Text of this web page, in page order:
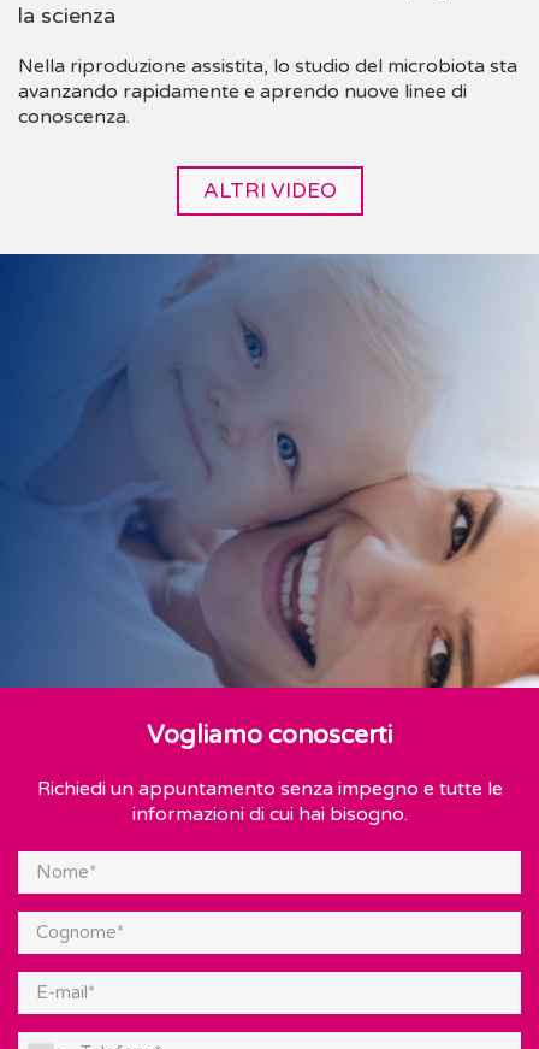
la scienza
Nella riproduzione assistita, lo studio del microbiota sta
avanzando rapidamente e aprendo nuove linee di
conoscenza.
ALTRI VIDEO
Vogliamo conoscerti
Richiedi un appuntamento senza impegno e tutte le
informazioni di cui hai bisogno.